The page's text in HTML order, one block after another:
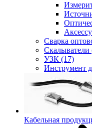
Сварка
Скалыватели
УЗК (17)
Инструмент
Кабельная